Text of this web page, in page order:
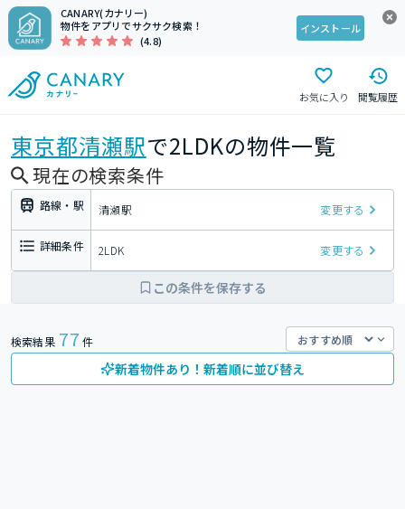
CANARY(カナリー)
物件をアプリでサクサク検索！
(4.8)
インストール
お気に入り 閲覧履歴
東京都清瀬駅で2LDKの物件一覧
現在の検索条件
路線・駅 清瀬駅 変更する
詳細条件 2LDK 変更する
この条件を保存する
検索結果 77 件
新着物件あり！新着順に並び替え